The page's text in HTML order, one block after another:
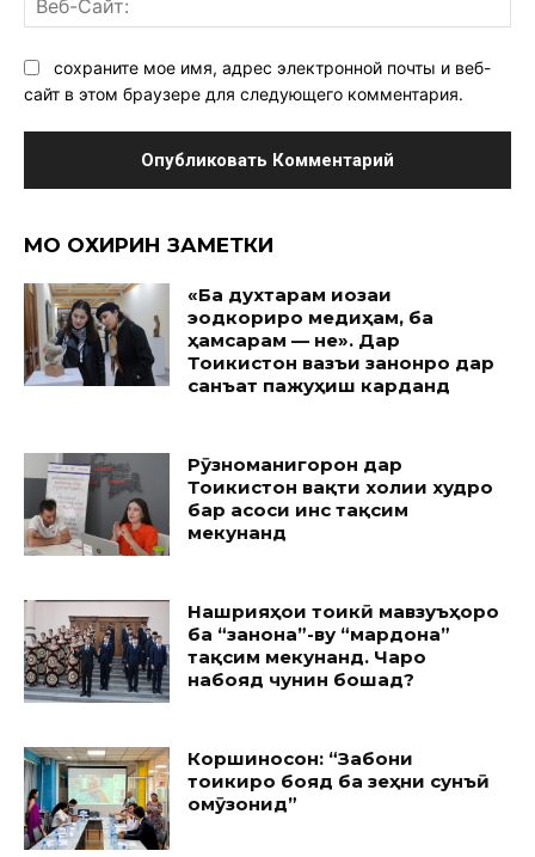
сохраните мое имя, адрес электронной почты и веб-
сайт в этом браузере для следующего комментария.
МО ОХИРИН ЗАМЕТКИ
«Ба духтарам иҷозаи
эҷодкориро медиҳам, ба
ҳамсарам — не». Дар
Тоҷикистон вазъи занонро дар
санъат пажуҳиш карданд
Рӯзноманигорон дар
Тоҷикистон вақти холии худро
бар асоси ҷинс тақсим
мекунанд
Нашрияҳои тоҷикӣ мавзуъҳоро
ба “занона”-ву “мардона”
тақсим мекунанд. Чаро
набояд чунин бошад?
Коршиносон: “Забони
тоҷикиро бояд ба зеҳни сунъӣ
омӯзонид”